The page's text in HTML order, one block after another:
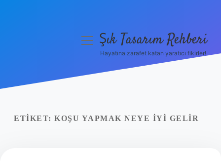
Yasal Uyarı
menüyüŞık Tasarım Rehberi
Hayatına zarafet katan yaratıcı fikirler!
ETIKET: KOŞU YAPMAK NEYE IYI GELIR